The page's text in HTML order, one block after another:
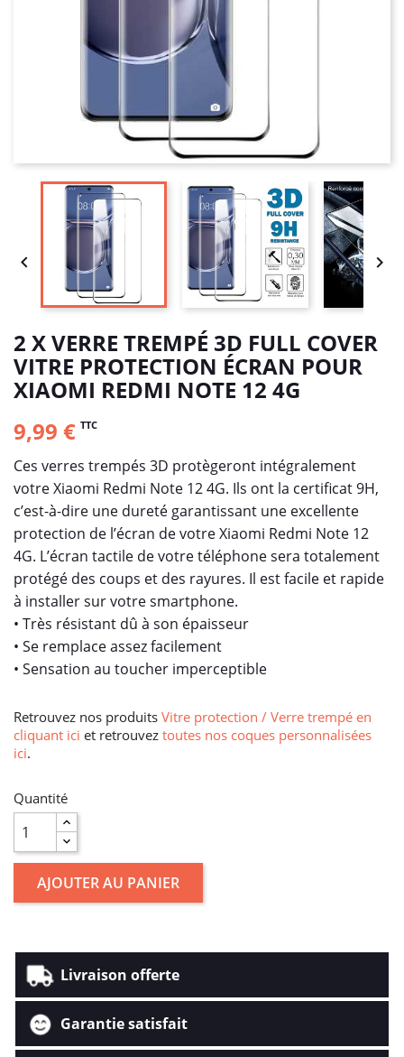
 
2 X VERRE TREMPÉ 3D FULL COVER
VITRE PROTECTION ÉCRAN POUR
XIAOMI REDMI NOTE 12 4G
9,99 € TTC
Ces verres trempés 3D protègeront intégralement
votre Xiaomi Redmi Note 12 4G. Ils ont la certificat 9H,
c’est-à-dire une dureté garantissant une excellente
protection de l’écran de votre Xiaomi Redmi Note 12
4G. L’écran tactile de votre téléphone sera totalement
protégé des coups et des rayures. Il est facile et rapide
à installer sur votre smartphone.
• Très résistant dû à son épaisseur
• Se remplace assez facilement
• Sensation au toucher imperceptible
Retrouvez nos produits Vitre protection / Verre trempé en
cliquant ici et retrouvez toutes nos coques personnalisées
ici.
Quantité
AJOUTER AU PANIER
Livraison offerte
Garantie satisfait